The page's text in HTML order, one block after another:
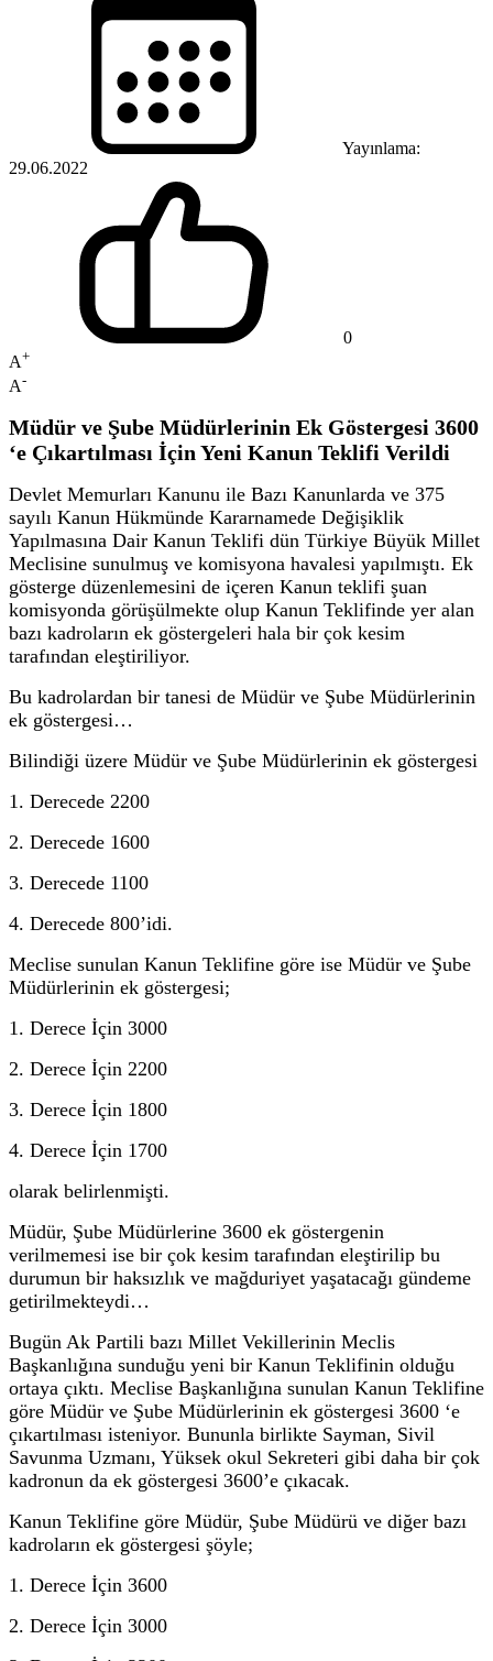
Yayınlama:
29.06.2022
0
A+
A-
Müdür ve Şube Müdürlerinin Ek Göstergesi 3600
‘e Çıkartılması İçin Yeni Kanun Teklifi Verildi
Devlet Memurları Kanunu ile Bazı Kanunlarda ve 375
sayılı Kanun Hükmünde Kararnamede Değişiklik
Yapılmasına Dair Kanun Teklifi dün Türkiye Büyük Millet
Meclisine sunulmuş ve komisyona havalesi yapılmıştı. Ek
gösterge düzenlemesini de içeren Kanun teklifi şuan
komisyonda görüşülmekte olup Kanun Teklifinde yer alan
bazı kadroların ek göstergeleri hala bir çok kesim
tarafından eleştiriliyor.
Bu kadrolardan bir tanesi de Müdür ve Şube Müdürlerinin
ek göstergesi…
Bilindiği üzere Müdür ve Şube Müdürlerinin ek göstergesi
1. Derecede 2200
2. Derecede 1600
3. Derecede 1100
4. Derecede 800’idi.
Meclise sunulan Kanun Teklifine göre ise Müdür ve Şube
Müdürlerinin ek göstergesi;
1. Derece İçin 3000
2. Derece İçin 2200
3. Derece İçin 1800
4. Derece İçin 1700
olarak belirlenmişti.
Müdür, Şube Müdürlerine 3600 ek göstergenin
verilmemesi ise bir çok kesim tarafından eleştirilip bu
durumun bir haksızlık ve mağduriyet yaşatacağı gündeme
getirilmekteydi…
Bugün Ak Partili bazı Millet Vekillerinin Meclis
Başkanlığına sunduğu yeni bir Kanun Teklifinin olduğu
ortaya çıktı. Meclise Başkanlığına sunulan Kanun Teklifine
göre Müdür ve Şube Müdürlerinin ek göstergesi 3600 ‘e
çıkartılması isteniyor. Bununla birlikte Sayman, Sivil
Savunma Uzmanı, Yüksek okul Sekreteri gibi daha bir çok
kadronun da ek göstergesi 3600’e çıkacak.
Kanun Teklifine göre Müdür, Şube Müdürü ve diğer bazı
kadroların ek göstergesi şöyle;
1. Derece İçin 3600
2. Derece İçin 3000